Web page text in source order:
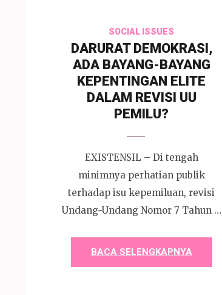
SOCIAL ISSUES
DARURAT DEMOKRASI,
ADA BAYANG-BAYANG
KEPENTINGAN ELITE
DALAM REVISI UU
PEMILU?
EXISTENSIL – Di tengah
minimnya perhatian publik
terhadap isu kepemiluan, revisi
Undang-Undang Nomor 7 Tahun …
BACA SELENGKAPNYA